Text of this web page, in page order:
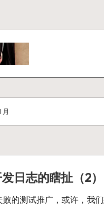
月
日志的瞎扯（2）
的测试推广，或许，我